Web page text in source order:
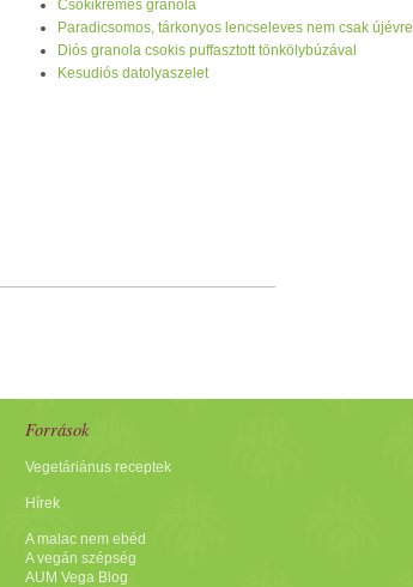
Csokikrémes granola
Paradicsomos, tárkonyos lencseleves nem csak újévre
Diós granola csokis puffasztott tönkölybúzával
Kesudiós datolyaszelet
Források
Vegetáriánus receptek
Hírek
A malac nem ebéd
A vegán szépség
AUM Vega Blog